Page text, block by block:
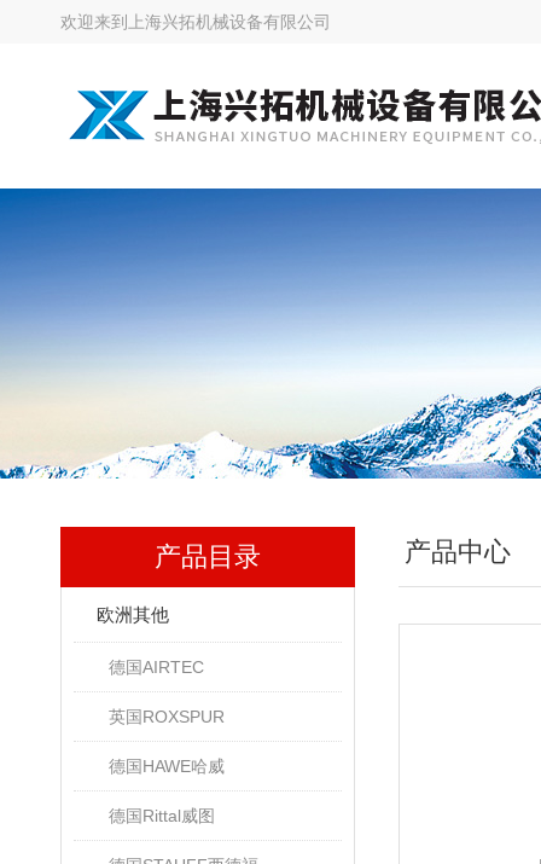
欢迎来到 上海兴拓机械设备有限公司
产品目录
欧洲其他
德国AIRTEC
英国ROXSPUR
德国HAWE哈威
德国Rittal威图
产品中心